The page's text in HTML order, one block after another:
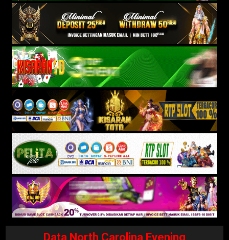
Data North Carolina Evening